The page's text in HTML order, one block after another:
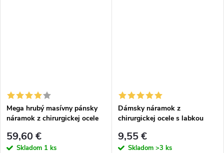
Mega hrubý masívny pánsky
náramok z chirurgickej ocele
59,60 €
Skladom 1 ks
Dámsky náramok z
chirurgickej ocele s labkou
9,55 €
Skladom >3 ks